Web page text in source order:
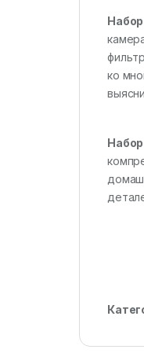
ко